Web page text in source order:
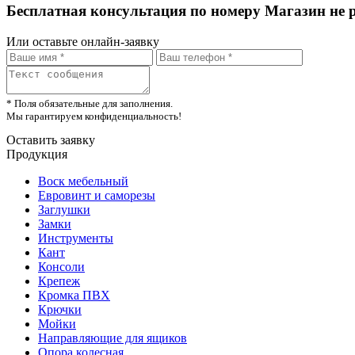
Бесплатная консультация по номеру Магазин не
Или оставьте онлайн-заявку
* Поля обязательные для заполнения.
Мы гарантируем конфиденциальность!
Оставить заявку
Продукция
Воск мебельный
Евровинт и саморезы
Заглушки
Замки
Инструменты
Кант
Консоли
Крепеж
Кромка ПВХ
Крючки
Мойки
Направляющие для ящиков
Опора колесная